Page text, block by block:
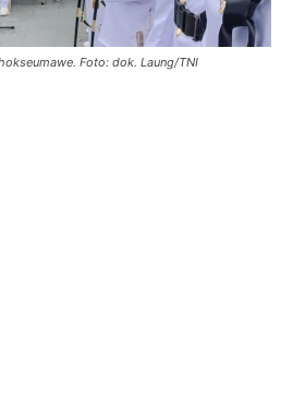
Foto: dok. Laung/TNI